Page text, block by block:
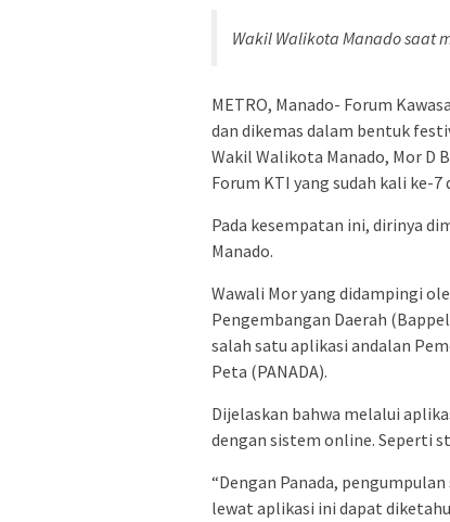
Wakil Walikota Manado saat
METRO, Manado- Forum
dan dikemas dalam bentuk
Wakil Walikota Manado, Mor D
Forum KTI yang sudah kali ke-
Pada kesempatan ini, dirinya
Manado.
Wawali Mor yang didampingi
Pengembangan Daerah
salah satu aplikasi andalan
Peta (PANADA).
Dijelaskan bahwa melalui
dengan sistem online. Seperti
“Dengan Panada,
lewat aplikasi ini dapat